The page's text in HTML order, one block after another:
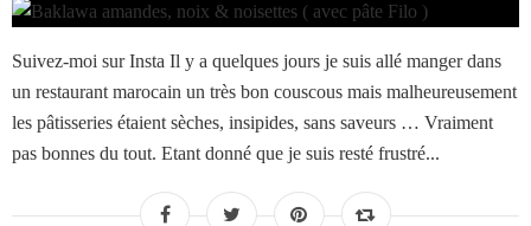
Suivez-moi sur Insta Il y a quelques jours je suis allé manger dans
un restaurant marocain un très bon couscous mais malheureusement
les pâtisseries étaient sèches, insipides, sans saveurs … Vraiment
pas bonnes du tout. Etant donné que je suis resté frustré...